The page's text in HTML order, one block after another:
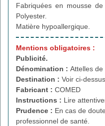
Fabriquées en mousse
Polyester.
Matière hypoallergique.
Mentions obligatoires :
Publicité.
Dénomination : Attelles
Destination : Voir ci-
Fabricant : COMED
Instructions : Lire
Prudence : En cas de
professionnel de santé.